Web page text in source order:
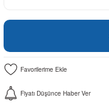
Fiyatı Düşünce Haber Ver